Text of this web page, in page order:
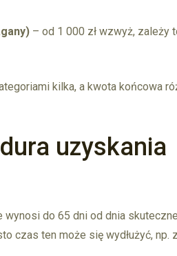
– od 1 000 zł wzwyż, zależy
kilka, a kwota końcowa
uzyskania
do 65 dni od dnia
czas ten może się wydłużyć, np.